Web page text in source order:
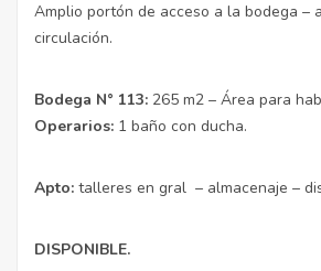
Amplio portón de acceso a la bodega –
circulación.
Bodega N° 113: 265 m2 – Área para
Operarios: 1 baño con ducha.
Apto: talleres en gral – almacenaje –
DISPONIBLE.